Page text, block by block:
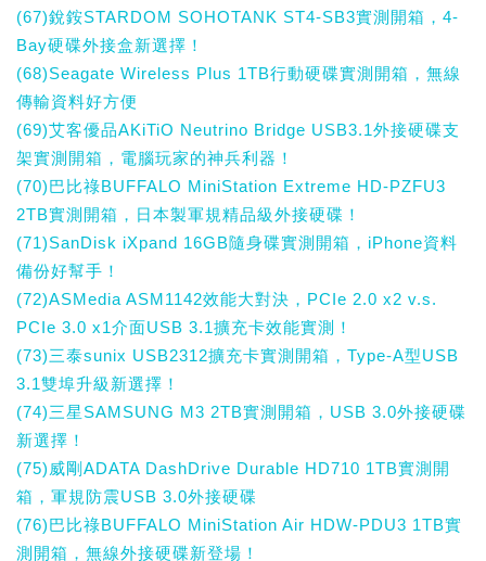
(67)銳銨STARDOM SOHOTANK ST4-SB3實測開箱，4-
Bay硬碟外接盒新選擇！
(68)Seagate Wireless Plus 1TB行動硬碟實測開箱，無線
傳輸資料好方便
(69)艾客優品AKiTiO Neutrino Bridge USB3.1外接硬碟支
架實測開箱，電腦玩家的神兵利器！
(70)巴比祿BUFFALO MiniStation Extreme HD-PZFU3
2TB實測開箱，日本製軍規精品級外接硬碟！
(71)SanDisk iXpand 16GB隨身碟實測開箱，iPhone資料
備份好幫手！
(72)ASMedia ASM1142效能大對決，PCIe 2.0 x2 v.s.
PCIe 3.0 x1介面USB 3.1擴充卡效能實測！
(73)三泰sunix USB2312擴充卡實測開箱，Type-A型USB
3.1雙埠升級新選擇！
(74)三星SAMSUNG M3 2TB實測開箱，USB 3.0外接硬碟
新選擇！
(75)威剛ADATA DashDrive Durable HD710 1TB實測開
箱，軍規防震USB 3.0外接硬碟
(76)巴比祿BUFFALO MiniStation Air HDW-PDU3 1TB實
測開箱，無線外接硬碟新登場！